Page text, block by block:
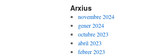
Arxius
novembre 2024
gener 2024
octubre 2023
abril 2023
febrer 2023